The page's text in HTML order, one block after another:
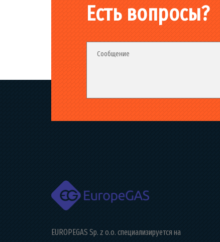
Есть вопросы?
Fieldset
Сообщение
EUROPEGAS Sp. z o.o. специализируется на